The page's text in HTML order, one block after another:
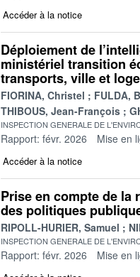
Accéder à la notice
Déploiement de
ministériel transition
transports, ville et
FIORINA, Christel FULDA,
THIBOUS, Jean-François
INSPECTION GENERALE DE
Rapport: févr. 2026 Mise en
Accéder à la notice
Prise en compte de la
des politiques
RIPOLL-HURIER, Samuel
INSPECTION GENERALE DE
Rapport: févr. 2026 Mise en